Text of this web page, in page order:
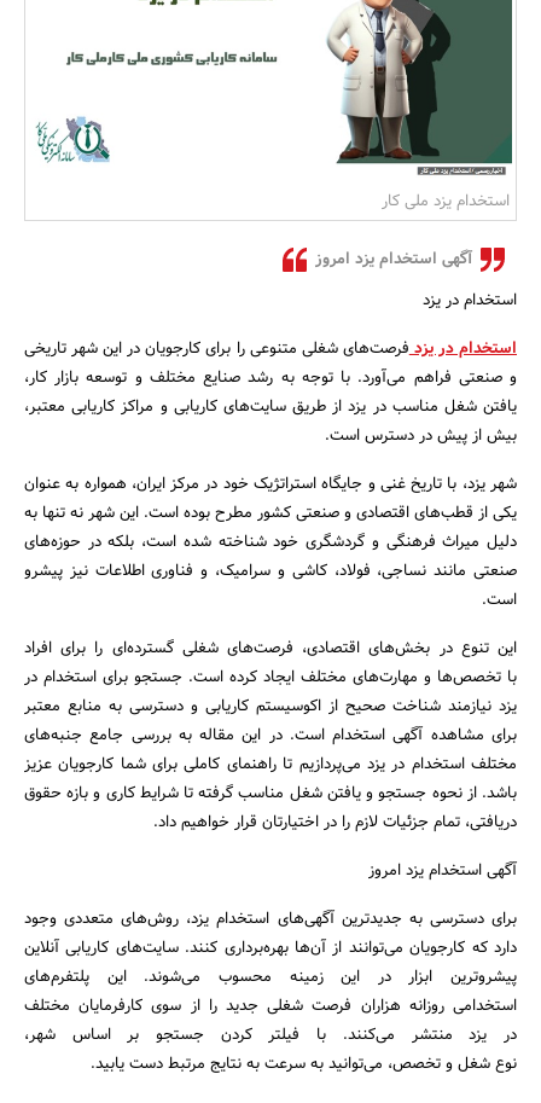
جستجو
استخدام یزد ملی کار
آگهی استخدام یزد امروز
استخدام در یزد
استخدام در یزدفرصت‌های شغلی متنوعی را برای کارجویان در این شهر تاریخی
و صنعتی فراهم می‌آورد. با توجه به رشد صنایع مختلف و توسعه بازار کار،
یافتن شغل مناسب در یزد از طریق سایت‌های کاریابی و مراکز کاریابی معتبر،
بیش از پیش در دسترس است.
شهر یزد، با تاریخ غنی و جایگاه استراتژیک خود در مرکز ایران، همواره به عنوان
یکی از قطب‌های اقتصادی و صنعتی کشور مطرح بوده است. این شهر نه تنها به
دلیل میراث فرهنگی و گردشگری خود شناخته شده است، بلکه در حوزه‌های
صنعتی مانند نساجی، فولاد، کاشی و سرامیک، و فناوری اطلاعات نیز پیشرو
است.
این تنوع در بخش‌های اقتصادی، فرصت‌های شغلی گسترده‌ای را برای افراد
با تخصص‌ها و مهارت‌های مختلف ایجاد کرده است. جستجو برای استخدام در
یزد نیازمند شناخت صحیح از اکوسیستم کاریابی و دسترسی به منابع معتبر
برای مشاهده آگهی استخدام است. در این مقاله به بررسی جامع جنبه‌های
مختلف استخدام در یزد می‌پردازیم تا راهنمای کاملی برای شما کارجویان عزیز
باشد. از نحوه جستجو و یافتن شغل مناسب گرفته تا شرایط کاری و بازه حقوق
دریافتی، تمام جزئیات لازم را در اختیارتان قرار خواهیم داد.
آگهی استخدام یزد امروز
برای دسترسی به جدیدترین آگهی‌های استخدام یزد، روش‌های متعددی وجود
دارد که کارجویان می‌توانند از آن‌ها بهره‌برداری کنند. سایت‌های کاریابی آنلاین
پیشروترین ابزار در این زمینه محسوب می‌شوند. این پلتفرم‌های
استخدامی روزانه هزاران فرصت شغلی جدید را از سوی کارفرمایان مختلف
در یزد منتشر می‌کنند. با فیلتر کردن جستجو بر اساس شهر،
نوع شغل و تخصص، می‌توانید به سرعت به نتایج مرتبط دست یابید.